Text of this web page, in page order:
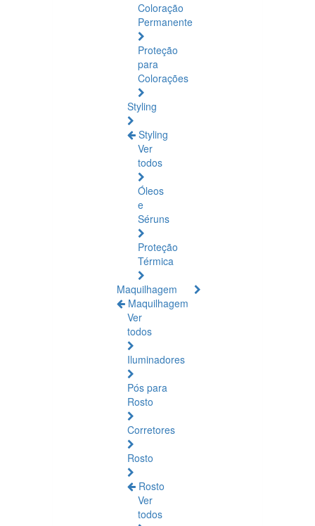
Coloração
Permanente
Proteção
para
Colorações
Styling
Styling
Ver
todos
Óleos
e
Séruns
Proteção
Térmica
Maquilhagem
Maquilhagem
Ver
todos
Iluminadores
Pós para
Rosto
Corretores
Rosto
Rosto
Ver
todos